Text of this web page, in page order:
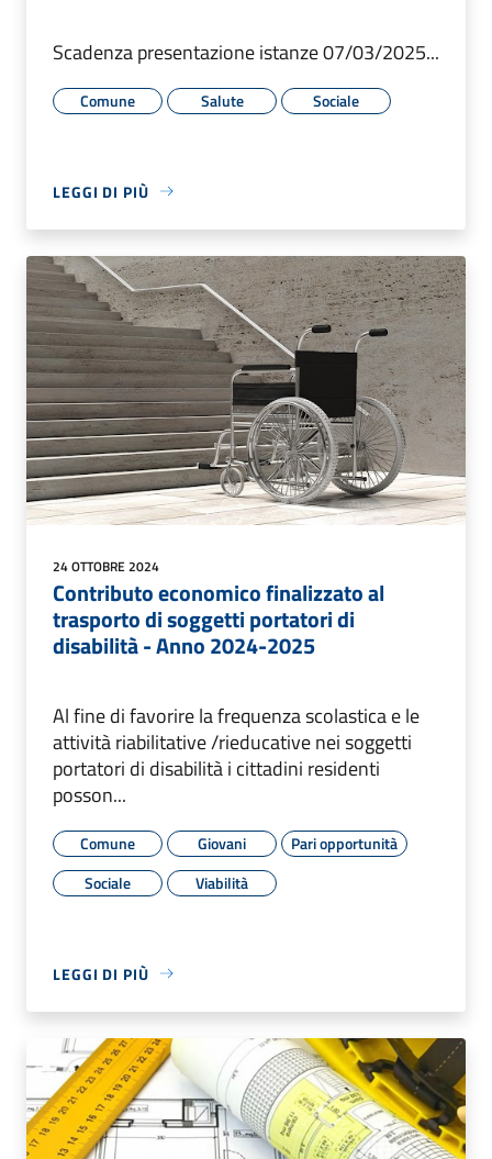
Scadenza presentazione istanze 07/03/2025...
Comune Salute Sociale
LEGGI DI PIÙ
24 OTTOBRE 2024
Contributo economico finalizzato al
trasporto di soggetti portatori di
disabilità - Anno 2024-2025
Al fine di favorire la frequenza scolastica e le
attività riabilitative /rieducative nei soggetti
portatori di disabilità i cittadini residenti
posson...
Comune Giovani
Pari opportunità
Sociale
Viabilità
LEGGI DI PIÙ